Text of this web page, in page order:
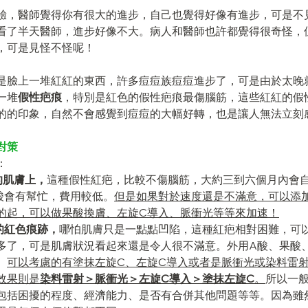
，醫師覺得你有很大的進步，自己也覺得好像有進步，可是
了半天醫師，進步好像不大。病人和醫師也許都覺得很奇怪
是見怪不怪呢！
臉上一堆紅紅的東西，許多痘痘族痘痘進步了，可是由於太
堆假性疤痕 ，特別是紅色的假性疤痕最傷腦筋，這些紅紅的
的印象，自然不會感覺到痘痘的大幅好轉，也是讓人無法立
策
膚上， 這種假性紅疤，比較不傷腦筋，大約三到六個月內會
有幫忙，費用較低。 但是如果對於速度還是不滿意，可以添
起，可以做果酸換膚、左旋C導入、脈衝光等等來加速！
色痕跡， 哪怕肌膚只是一點點凹陷，這種紅疤相對困難，可
了，可是肌膚狀況看起來還是令人很不滿意。外用A酸、果酸
可以考慮的有塗抹左旋C、左旋C導入或者是脈衝光或染料雷
果則是染料雷射＞脈衝光＞左旋C導入＞塗抹左旋C。 所以一
括困擾的程度、經濟能力、是否有合併其他問題等等。因為